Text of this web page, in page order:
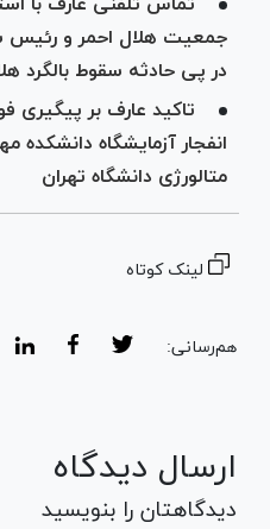
جمعیت هلال احمر و رئیس
در پی حادثه سقوط بالگرد
تاکید عارف بر
انفجار آزمایشگاه دانشکده
متالورژی دانشگاه تهران
لینک کوتاه
هم‌رسانی:
ارسال دیدگاه
دیدگاهتان را بنویسید